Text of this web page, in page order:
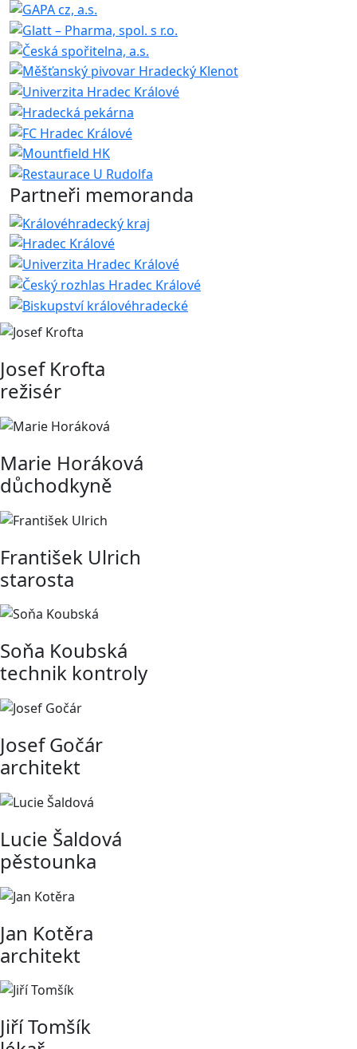
Partneři memoranda
Josef Krofta
režisér
Marie Horáková
důchodkyně
František Ulrich
starosta
Soňa Koubská
technik kontroly
Josef Gočár
architekt
Lucie Šaldová
pěstounka
Jan Kotěra
architekt
Jiří Tomšík